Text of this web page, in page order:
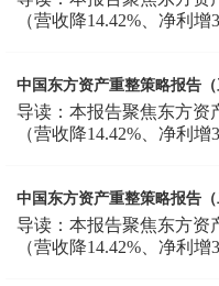
（营收降14.42%、净利增3
中国东方资产重整策略报告（
导读：本报告聚焦东方资
（营收降14.42%、净利增3
中国东方资产重整策略报告（
导读：本报告聚焦东方资
（营收降14.42%、净利增3